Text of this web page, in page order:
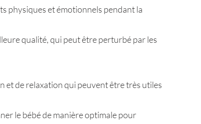
physiques et émotionnels pendant la
qualité, qui peut être perturbé par les
et de relaxation qui peuvent être très utiles
le bébé de manière optimale pour